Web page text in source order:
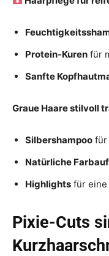
Protein-Kuren für
Sanfte
Graue Haare stilvoll
Silbershampoo für
Natürliche
Highlights für eine
Pixie-Cuts